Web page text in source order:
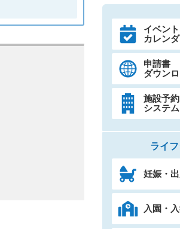
イベント
カレン
申請書
ダウン
施設予約
システム
ライ
妊娠・
入園・